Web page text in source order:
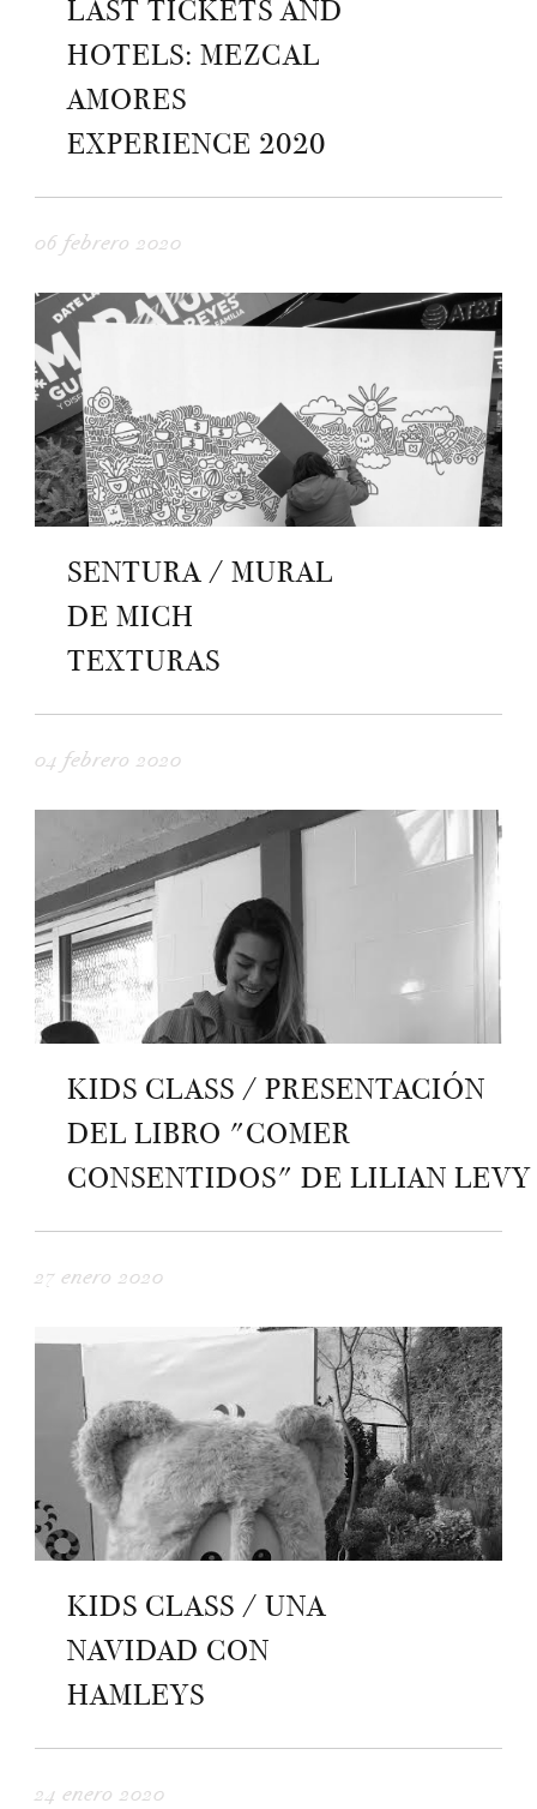
LAST TICKETS AND
HOTELS: MEZCAL
AMORES
EXPERIENCE 2020
06 febrero 2020
SENTURA / MURAL
DE MICH
TEXTURAS
04 febrero 2020
KIDS CLASS / PRESENTACIÓN
DEL LIBRO "COMER
CONSENTIDOS" DE LILIAN LEVY
27 enero 2020
KIDS CLASS / UNA
NAVIDAD CON
HAMLEYS
24 enero 2020